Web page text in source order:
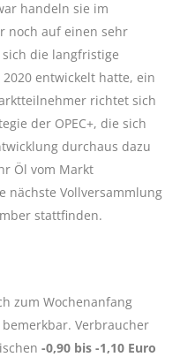
handeln sie im
noch auf einen sehr
die langfristige
entwickelt hatte, ein
richtet sich
der OPEC+, die sich
durchaus dazu
Öl vom Markt
nächste Vollversammlung
stattfinden.
zum Wochenanfang
Verbraucher
-0,90 bis -1,10 Euro